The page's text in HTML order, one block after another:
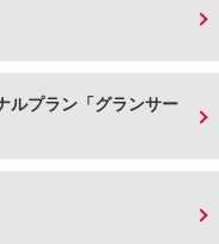
ルプラン「グランサー